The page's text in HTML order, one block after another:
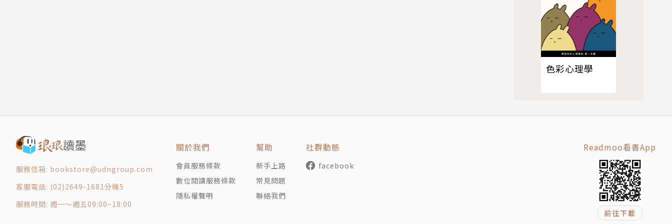
色彩心理學
服務信箱: bookstore@udngroup.com
客服電話: (02)2649-1681分機5
服務時間: 週一～週五09:00~18:00
關於我們
會員服務條款
數位閱讀服務條款
隱私權聲明
幫助
新手上路
常見問題
聯絡我們
社群動態
facebook
Readmoo看書App
前往下載